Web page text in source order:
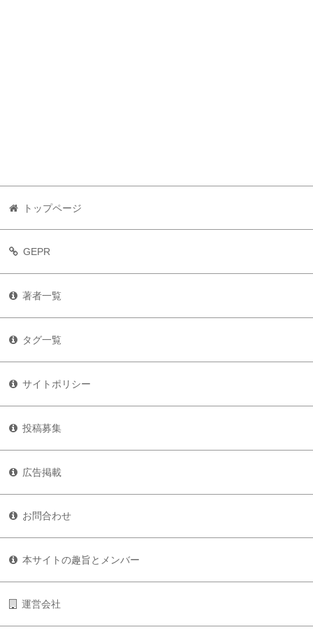
トップページ
GEPR
著者一覧
タグ一覧
サイトポリシー
投稿募集
広告掲載
お問合わせ
本サイトの趣旨とメンバー
運営会社